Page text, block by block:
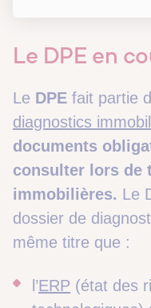
Le DPE en
Le DPE fait partie
diagnostics
documents
consulter lors de
immobilières. Le
dossier de
même titre que :
l’ERP (état des